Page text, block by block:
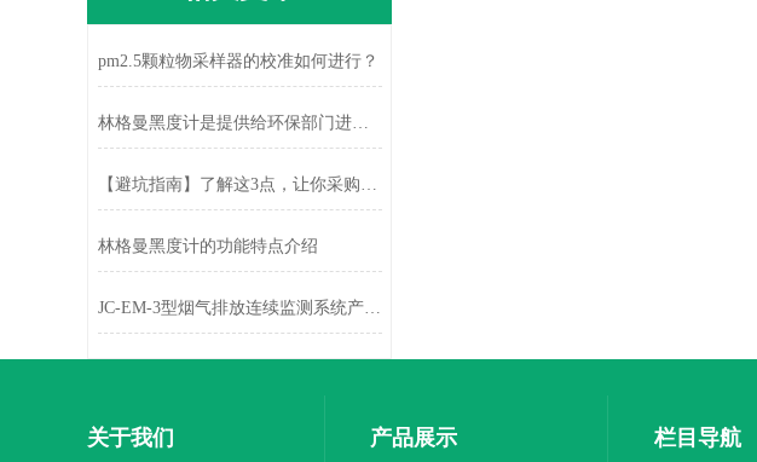
pm2.5颗粒物采样器的校准如何进行？
林格曼黑度计是提供给环保部门进行能源监测的专用仪器
【避坑指南】了解这3点，让你采购仪器避免踩坑！
林格曼黑度计的功能特点介绍
JC-EM-3型烟气排放连续监测系统产品介绍
关于我们 产品展示 栏目导航